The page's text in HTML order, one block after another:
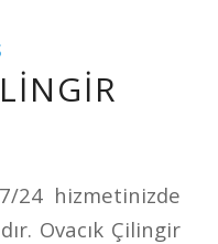
24 hizmetinizde
Ovacık Çilingir